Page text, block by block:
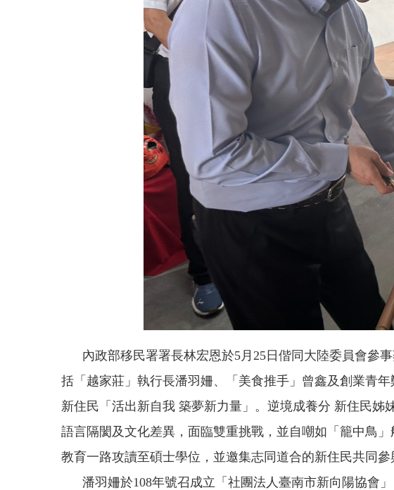
內政部移民署署長林宏恩於5月25日偕同大陸委員會參
括「越家莊」執行長潘羽姍、「美食推手」曾鑫及創業青
新住民「活出新自我 築夢新力量」。逆境成養分 新住民
語言隔閡及文化差異，面臨雙重挑戰，並自嘲如「籠中鳥
教育一路攻讀至碩士學位，並邀集志同道合的新住民共同參
潘羽姍於108年號召成立「社團法人臺南市新向陽協會